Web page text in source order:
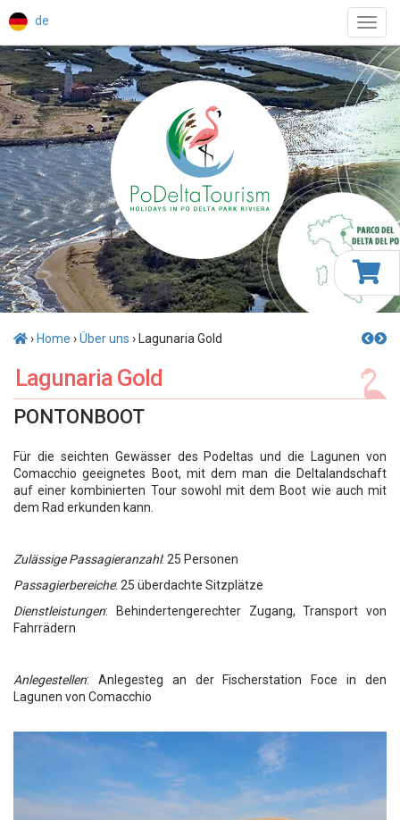
de
› Home ›Über uns › Lagunaria Gold
Lagunaria Gold
PONTONBOOT
Für die seichten Gewässer des Podeltas und die Lagunen von
Comacchio geeignetes Boot, mit dem man die Deltalandschaft
auf einer kombinierten Tour sowohl mit dem Boot wie auch mit
dem Rad erkunden kann.
Zulässige Passagieranzahl: 25 Personen
Passagierbereiche: 25 überdachte Sitzplätze
Dienstleistungen: Behindertengerechter Zugang, Transport von
Fahrrädern
Anlegestellen: Anlegesteg an der Fischerstation Foce in den
Lagunen von Comacchio